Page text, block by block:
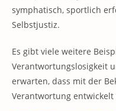
symphatisch, sportlich
Selbstjustiz.
Es gibt viele weitere
Verantwortungslosigkeit
erwarten, dass mit der
Verantwortung